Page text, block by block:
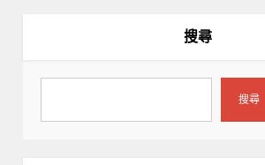
搜尋
搜尋